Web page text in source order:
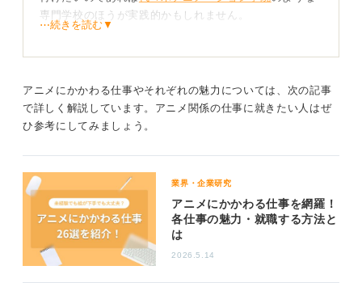
専門学校のほうが実践的かもしれません。
れば、芸術系の大学である必要は必ずしもありません。
制作を支える経営視点も業界には不可欠となる
アニメ制作には莫大な資金調達と長期的な資金管理が不
可欠であることを示唆しています。
構想から完成まで何年もかかり、利益回収が先になるビ
ジネスだからです。
ビジネスや経営の知識を学べる大学も、有力な選択肢と
なりえます。伝統と実績でいえば
も有名です。
⋯続きを読む▼
アニメにかかわる仕事やそれぞれの魅力については、次の記事
で詳しく解説しています。アニメ関係の仕事に就きたい人はぜ
ひ参考にしてみましょう。
業界・企業研究
アニメにかかわる仕事を網羅！
各仕事の魅力・就職する方法と
は
2026.5.14